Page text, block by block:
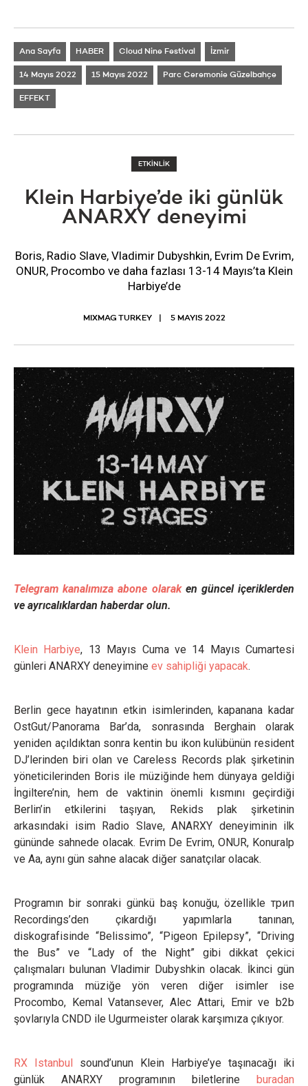
Ana Sayfa HABER Cloud Nine Festival İzmir
14 Mayıs 2022 15 Mayıs 2022 Parc Ceremonie Güzelbahçe
EFFEKT
ETKİNLİK
Klein Harbiye’de iki günlük
ANARXY deneyimi
Boris, Radio Slave, Vladimir Dubyshkin, Evrim De Evrim,
ONUR, Procombo ve daha fazlası 13-14 Mayıs’ta Klein
Harbiye’de
MIXMAG TURKEY 5 MAYIS 2022
Telegram kanalımıza abone olaraken güncel içeriklerden
ve ayrıcalıklardan haberdar olun.
Klein Harbiye, 13 Mayıs Cuma ve 14 Mayıs Cumartesi
günleri ANARXY deneyimine ev sahipliği yapacak.
Berlin gece hayatının etkin isimlerinden, kapanana kadar
OstGut/Panorama Bar’da, sonrasında Berghain olarak
yeniden açıldıktan sonra kentin bu ikon kulübünün resident
DJ’lerinden biri olan ve Careless Records plak şirketinin
yöneticilerinden Boris ile müziğinde hem dünyaya geldiği
İngiltere’nin, hem de vaktinin önemli kısmını geçirdiği
Berlin’in etkilerini taşıyan, Rekids plak şirketinin
arkasındaki isim Radio Slave, ANARXY deneyiminin ilk
gününde sahnede olacak. Evrim De Evrim, ONUR, Konuralp
ve Aa, aynı gün sahne alacak diğer sanatçılar olacak.
Programın bir sonraki günkü baş konuğu, özellikle трип
Recordings’den çıkardığı yapımlarla tanınan,
diskografisinde “Belissimo”, “Pigeon Epilepsy”, “Driving
the Bus” ve “Lady of the Night” gibi dikkat çekici
çalışmaları bulunan Vladimir Dubyshkin olacak. İkinci gün
programında müziğe yön veren diğer isimler ise
Procombo, Kemal Vatansever, Alec Attari, Emir ve b2b
şovlarıyla CNDD ile Ugurmeister olarak karşımıza çıkıyor.
RX Istanbul
sound’unun Klein Harbiye’ye taşınacağı iki
günlük ANARXY programının biletlerine
buradan